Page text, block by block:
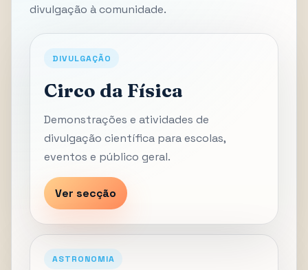
divulgação à comunidade.
DIVULGAÇÃO
Circo da Física
Demonstrações e atividades de
divulgação científica para escolas,
eventos e público geral.
Ver secção
ASTRONOMIA